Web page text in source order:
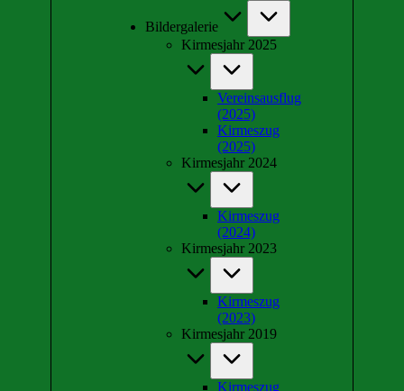
Bildergalerie
Kirmesjahr 2025
Vereinsausflug
(2025)
Kirmeszug
(2025)
Kirmesjahr 2024
Kirmeszug
(2024)
Kirmesjahr 2023
Kirmeszug
(2023)
Kirmesjahr 2019
Kirmeszug